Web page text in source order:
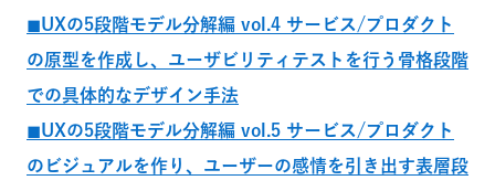
◼︎UXの5段階モデル分解編 vol.4 サービス/プロダクト
の原型を作成し、ユーザビリティテストを行う骨格段階
での具体的なデザイン手法
◼︎UXの5段階モデル分解編 vol.5 サービス/プロダクト
のビジュアルを作り、ユーザーの感情を引き出す表層段